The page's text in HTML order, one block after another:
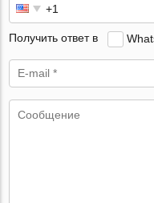
Получить ответ в